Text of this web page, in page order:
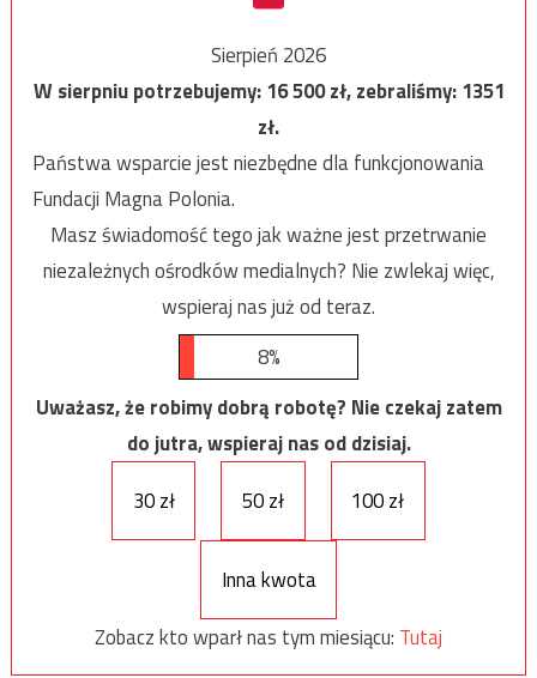
Sierpień 2026
W sierpniu potrzebujemy:16 500zł, zebraliśmy:1351
zł.
Państwa wsparcie jest niezbędne dla funkcjonowania
Fundacji Magna Polonia.
Masz świadomość tego jak ważne jest przetrwanie
niezależnych ośrodków medialnych? Nie zwlekaj więc,
wspieraj nas już od teraz.
8%
Uważasz, że robimy dobrą robotę? Nie czekaj zatem
do jutra, wspieraj nas od dzisiaj.
30 zł
50 zł 100 zł
Inna kwota
Zobacz kto wparł nas tym miesiącu: Tutaj